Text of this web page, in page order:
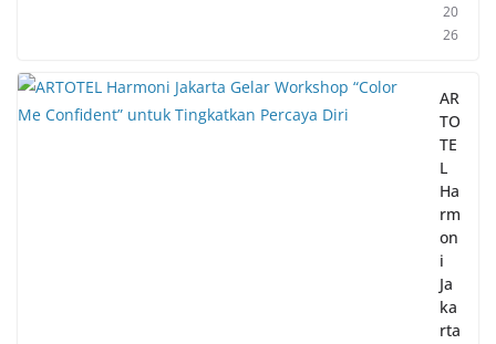
20
26
AR
TO
TE
L
Ha
rm
on
i
Ja
ka
rta